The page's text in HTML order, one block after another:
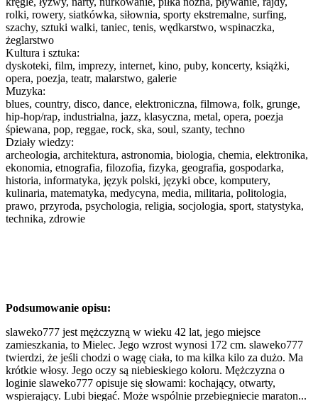
rolki, rowery, siatkówka, siłownia, sporty ekstremalne, surfing,
szachy, sztuki walki, taniec, tenis, wędkarstwo, wspinaczka,
żeglarstwo
Kultura i sztuka:
dyskoteki, film, imprezy, internet, kino, puby, koncerty, książki,
opera, poezja, teatr, malarstwo, galerie
Muzyka:
blues, country, disco, dance, elektroniczna, filmowa, folk, grunge,
hip-hop/rap, industrialna, jazz, klasyczna, metal, opera, poezja
śpiewana, pop, reggae, rock, ska, soul, szanty, techno
Działy wiedzy:
archeologia, architektura, astronomia, biologia, chemia, elektronika,
ekonomia, etnografia, filozofia, fizyka, geografia, gospodarka,
historia, informatyka, język polski, języki obce, komputery,
kulinaria, matematyka, medycyna, media, militaria, politologia,
prawo, przyroda, psychologia, religia, socjologia, sport, statystyka,
technika, zdrowie
Podsumowanie opisu:
slaweko777 jest mężczyzną w wieku 42 lat, jego miejsce
zamieszkania, to Mielec. Jego wzrost wynosi 172 cm. slaweko777
twierdzi, że jeśli chodzi o wagę ciała, to ma kilka kilo za dużo. Ma
krótkie włosy. Jego oczy są niebieskiego koloru. Mężczyzna o
loginie slaweko777 opisuje się słowami: kochający, otwarty,
wspierający. Lubi biegać. Może wspólnie przebiegniecie maraton...